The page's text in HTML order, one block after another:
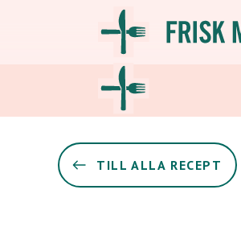
TILL ALLA RECEPT